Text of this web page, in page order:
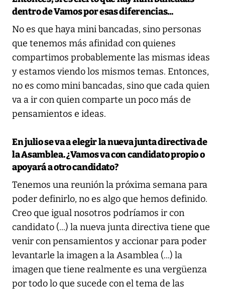
dentro de Vamos por esas diferencias...
No es que haya mini bancadas, sino personas
que tenemos más afinidad con quienes
compartimos probablemente las mismas ideas
y estamos viendo los mismos temas. Entonces,
no es como mini bancadas, sino que cada quien
va a ir con quien comparte un poco más de
pensamientos e ideas.
En julio se va a elegir la nueva junta directiva de
la Asamblea. ¿Vamos va con candidato propio o
apoyará a otro candidato?
Tenemos una reunión la próxima semana para
poder definirlo, no es algo que hemos definido.
Creo que igual nosotros podríamos ir con
candidato (...) la nueva junta directiva tiene que
venir con pensamientos y accionar para poder
levantarle la imagen a la Asamblea (...) la
imagen que tiene realmente es una vergüenza
por todo lo que sucede con el tema de las